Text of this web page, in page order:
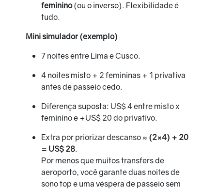
feminino(ou o inverso). Flexibilidade é
tudo.
Mini simulador (exemplo)
7 noites entre Lima e Cusco.
4 noites misto + 2 femininas + 1 privativa
antes de passeio cedo.
Diferença suposta: US$ 4 entre misto x
feminino e +US$ 20 do privativo.
Extra por priorizar descanso ≈ (2×4) + 20
= US$ 28.
Por menos que muitos transfers de
aeroporto, você garante duas noites de
sono top e uma véspera de passeio sem